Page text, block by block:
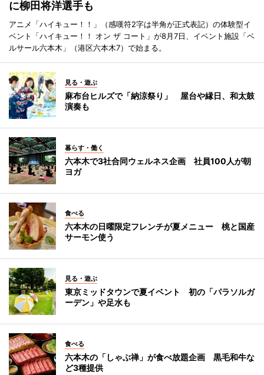
に柳田将洋選手も
アニメ「ハイキュー！！」（感嘆符2字は半角が正式表記）の体験型イ
ベント「ハイキュー！！ オン ザ コート」が8月7日、イベント施設「ベ
ルサール六本木」（港区六本木7）で始まる。
見る・遊ぶ
麻布台ヒルズで「納涼祭り」 屋台や縁日、和太鼓
演奏も
暮らす・働く
六本木で3社合同ウェルネス企画 社員100人が朝
ヨガ
食べる
六本木の日曜限定フレンチが夏メニュー 桃と国産
サーモン使う
見る・遊ぶ
東京ミッドタウンで夏イベント 初の「パラソルガ
ーデン」や足水も
食べる
六本木の「しゃぶ禅」が食べ放題企画 黒毛和牛な
ど3種提供